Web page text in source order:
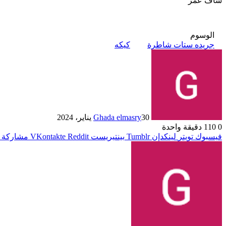
الوسوم
جريده ستات شاطرة
كيكه
Ghada elmasry30 يناير، 2024
0
دقيقة واحدة
فيسبوك تويتر لينكدإن بينتيريست مشاركة